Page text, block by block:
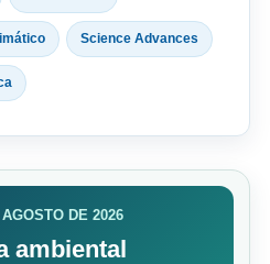
Science Advances
DE 2026
ambiental